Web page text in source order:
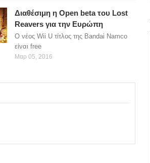
Διαθέσιμη η Οpen beta του Lost
Reavers για την Ευρώπη
Ο νέος Wii U τίτλος της Bandai Namco
είναι free
Μαρ 05, 2016